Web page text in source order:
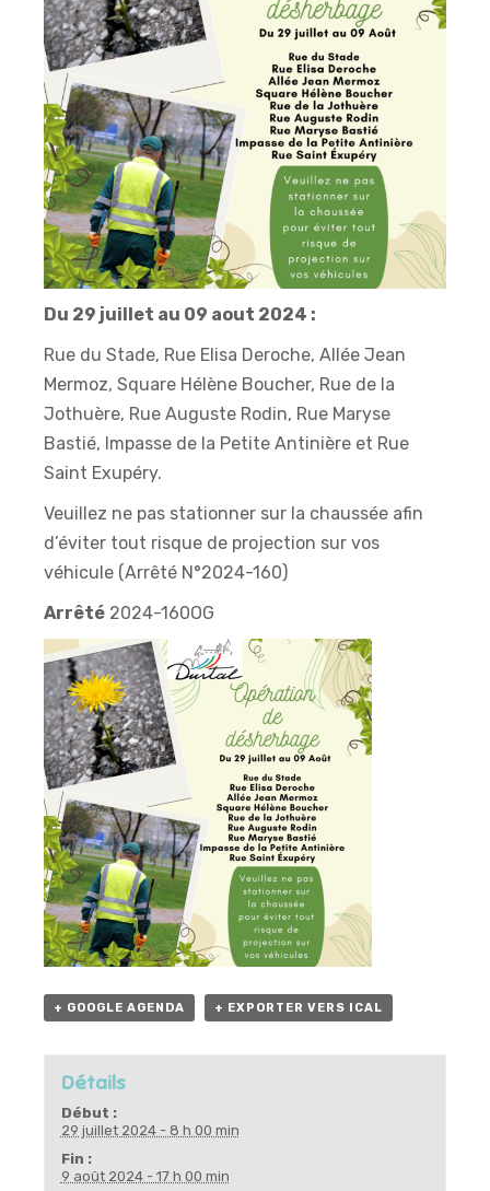
Du 29 juillet au 09 aout 2024 :
Rue du Stade, Rue Elisa Deroche, Allée Jean
Mermoz, Square Hélène Boucher, Rue de la
Jothuère, Rue Auguste Rodin, Rue Maryse
Bastié, Impasse de la Petite Antinière et Rue
Saint Exupéry.
Veuillez ne pas stationner sur la chaussée afin
d’éviter tout risque de projection sur vos
véhicule (Arrêté N°2024-160)
Arrêté 2024-160OG
+ GOOGLE AGENDA + EXPORTER VERS ICAL
Détails
Début :
29 juillet 2024 - 8 h 00 min
Fin :
9 août 2024 - 17 h 00 min